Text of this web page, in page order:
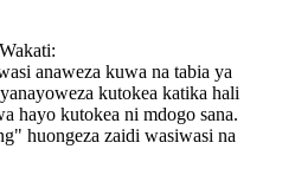
anaweza kuwa na tabia ya
kutokea katika hali
hayo kutokea ni mdogo sana.
huongeza zaidi wasiwasi na